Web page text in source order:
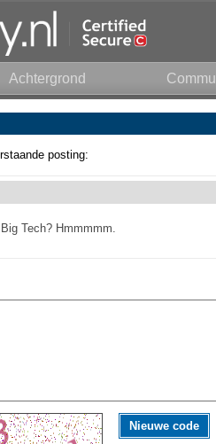
Achtergrond
posting:
Tech? Hmmmmm.
Nieuwe code